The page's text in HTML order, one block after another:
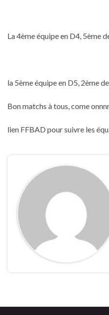
La 4ème équipe en D4, 5ème
la 5ème équipe en D5, 2ème
Bon matchs à tous, come
lien FFBAD pour suivre les